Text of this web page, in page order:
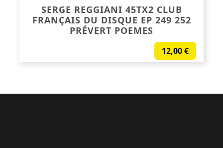
SERGE REGGIANI 45TX2 CLUB
FRANÇAIS DU DISQUE EP 249 252
PRÉVERT POEMES
12,00€